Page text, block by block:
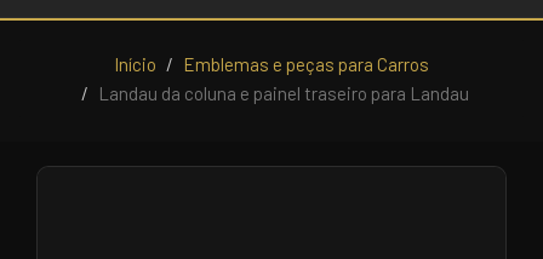
Início
Emblemas e peças para Carros
Landau da coluna e painel traseiro para Landau